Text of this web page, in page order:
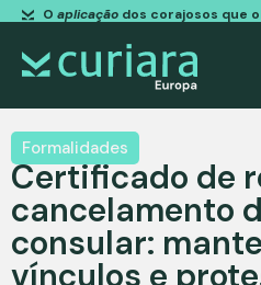
O aplicaçãodos corajosos que
Formalidades
Certificado de
cancelamento
consular:
vínculos e